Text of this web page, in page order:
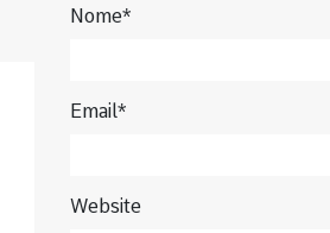
Nome*
Email*
Website